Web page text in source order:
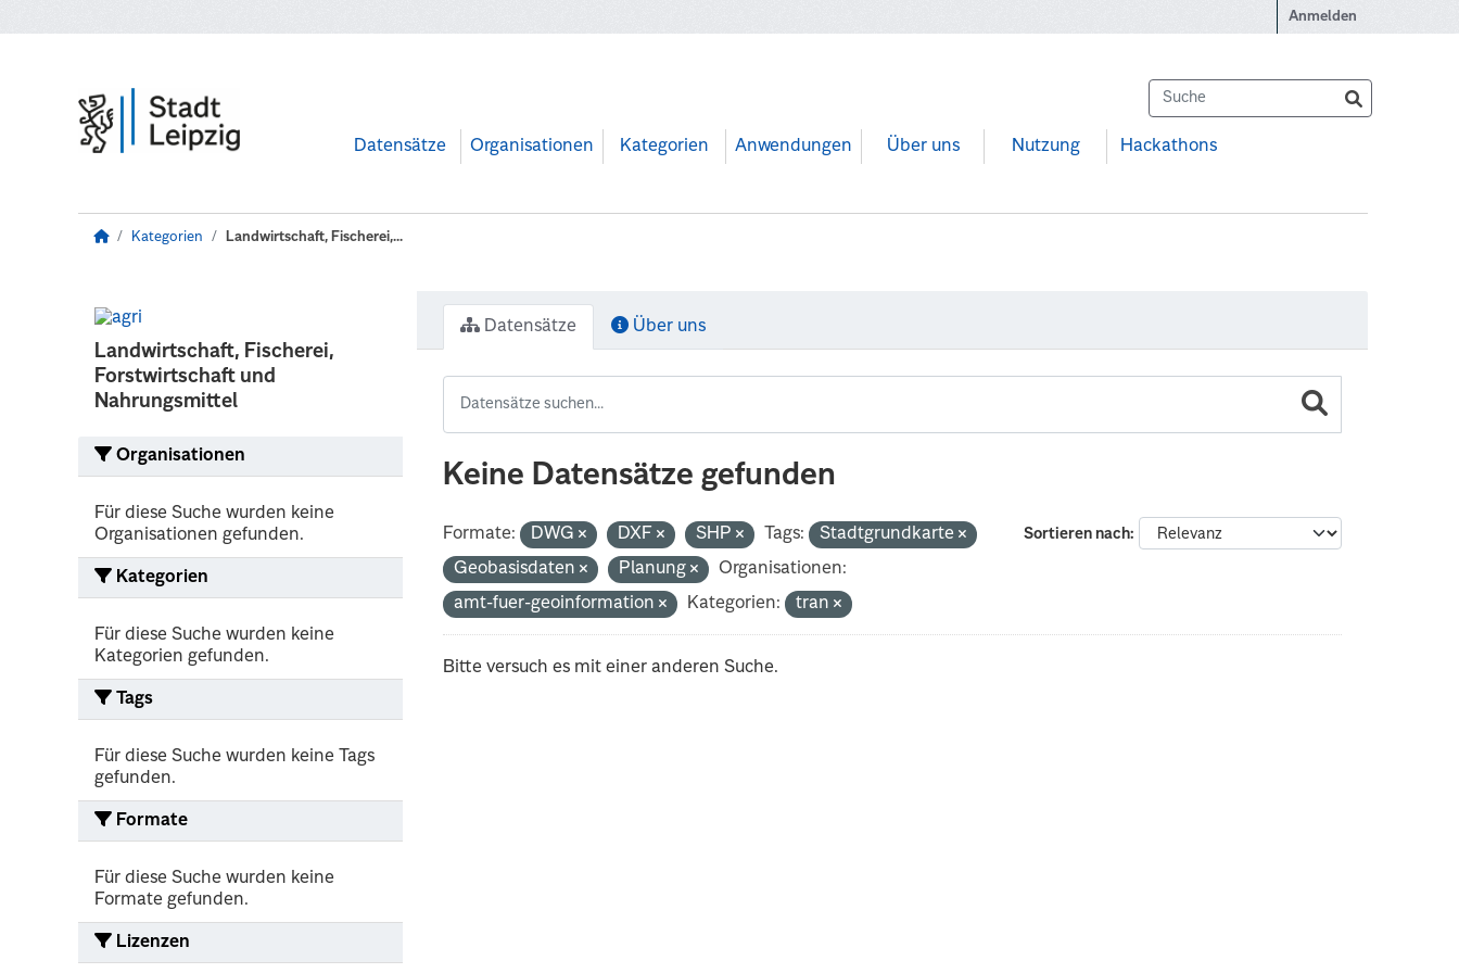
Anmelden
Datensätze Organisationen Kategorien Anwendungen Über uns Nutzung Hackathons
Kategorien Landwirtschaft, Fischerei,...
Landwirtschaft, Fischerei,
Forstwirtschaft und
Nahrungsmittel
Organisationen
Für diese Suche wurden keine
Organisationen gefunden.
Kategorien
Für diese Suche wurden keine
Kategorien gefunden.
Tags
Für diese Suche wurden keine Tags
gefunden.
Formate
Für diese Suche wurden keine
Formate gefunden.
Lizenzen
Datensätze Über uns
Keine Datensätze gefunden
Sortieren nach
Formate: DWG DXF SHP Tags:
Stadtgrundkarte
Geobasisdaten
Planung
Organisationen:
amt-fuer-geoinformation
Kategorien: tran
Bitte versuch es mit einer anderen Suche.